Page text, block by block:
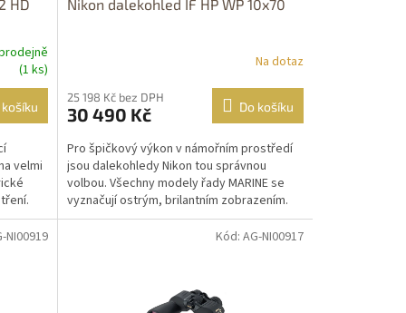
HD
(1 ks)
velmi
Nikon dalekohled IF HP WP 10x70
Na dotaz
25 198 Kč bez DPH
30 490 Kč Do košíku
Pro špičkový výkon v námořním prostředí
jsou dalekohledy Nikon tou správnou
volbou. Všechny modely řady MARINE se
vyznačují ostrým, brilantním zobrazením.
Jsou utěsn...
NI00919 Kód: AG-NI00917